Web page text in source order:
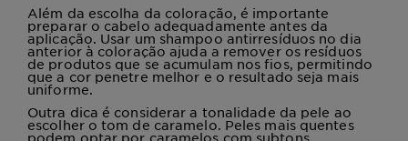
Além da escolha da coloração, é importante
preparar o cabelo adequadamente antes da
aplicação. Usar um shampoo antirresíduos no dia
anterior à coloração ajuda a remover os resíduos
de produtos que se acumulam nos fios, permitindo
que a cor penetre melhor e o resultado seja mais
uniforme.
Outra dica é considerar a tonalidade da pele ao
escolher o tom de caramelo. Peles mais quentes
podem optar por caramelos com subtons